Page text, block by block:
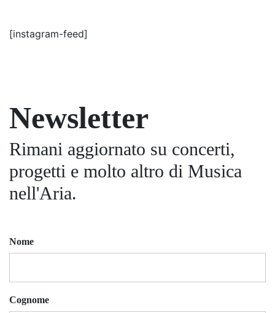
[instagram-feed]
Newsletter
Rimani aggiornato su concerti,
progetti e molto altro di Musica
nell'Aria.
Nome
Cognome